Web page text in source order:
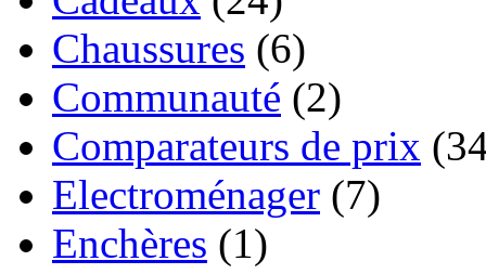
Chaussures (6)
Communauté (2)
Comparateurs de prix
Electroménager (7)
Enchères (1)